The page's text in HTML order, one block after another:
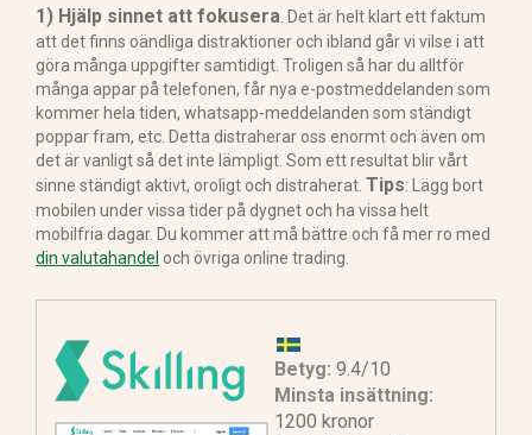
1) Hjälp sinnet att fokusera. Det är helt klart ett faktum
att det finns oändliga distraktioner och ibland går vi vilse i att
göra många uppgifter samtidigt. Troligen så har du alltför
många appar på telefonen, får nya e-postmeddelanden som
kommer hela tiden, whatsapp-meddelanden som ständigt
poppar fram, etc. Detta distraherar oss enormt och även om
det är vanligt så det inte lämpligt. Som ett resultat blir vårt
sinne ständigt aktivt, oroligt och distraherat. Tips: Lägg bort
mobilen under vissa tider på dygnet och ha vissa helt
mobilfria dagar. Du kommer att må bättre och få mer ro med
din valutahandel och övriga online trading.
Betyg: 9.4/10
Minsta insättning:
1200 kronor